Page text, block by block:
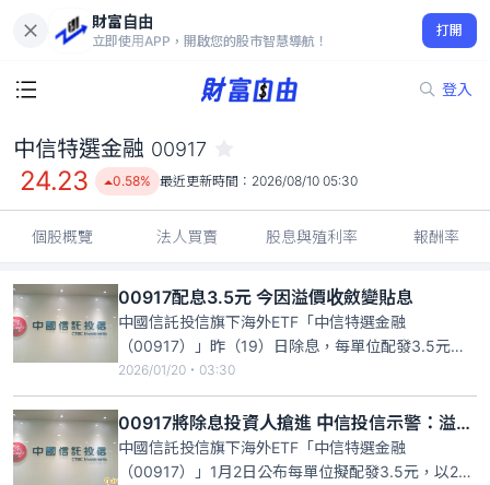
財富自由
立即使用APP，開啟您的股市智慧導航！
打開
登入
24.23
0.58%
中信特選金融 00917
24.23 0.58% 最近更新時間： 2026/08/10 05:30
個股概覽 法人買賣 股息與殖利率 報酬率
00917配息3.5元 今因溢價收斂變貼息
中國信託投信旗下海外ETF「中信特選金融
（00917）」昨（19）日除息，每單位配發3.5元，
除息後股價持續下挫，貼息幅度擴大。儘管中信投信
先前不斷示警，提醒投資人溢價幅度偏高，但該ETF
上週5盤中仍創下掛牌以來的新高價31.99元。今日開
盤後續跌逾3%，最低跌至26.77元，上週5高點搶進
的投資人
2026/01/20・03:30
00917將除息投資人搶進 中信投信示警：溢價幅度已逾14％
中國信託投信旗下海外ETF「中信特選金融
（00917）」1月2日公布每單位擬配發3.5元，以2日